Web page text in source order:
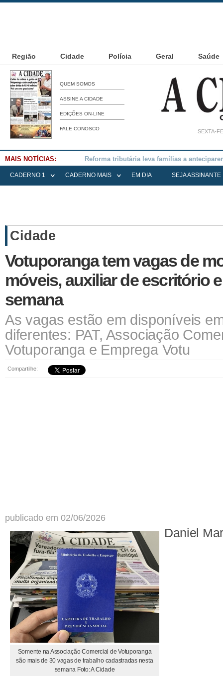
Região Cidade Polícia Geral Saúde
QUEM SOMOS
ASSINE A CIDADE
EDIÇÕES ON-LINE
FALE CONOSCO SEXTA-
MAIS NOTÍCIAS: Falece Elena Menoia Cesarin
CADERNO 1 CADERNO MAIS EM DIA SEJA ASSINANTE
Cidade
Votuporanga tem vagas de
móveis, auxiliar de escritório
semana
As vagas estão em disponíveis
diferentes: PAT, Associação
Votuporanga e Emprega Votu
Compartilhe:
publicado em 02/06/2026
Somente na Associação Comercial de Votuporanga
são mais de 30 vagas de trabalho cadastradas nesta
semana Foto: A Cidade
Daniel